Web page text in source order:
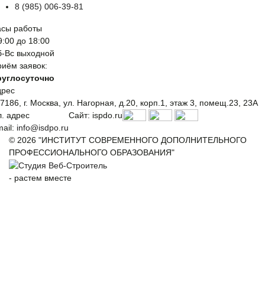
8 (985) 006-39-81
работы
до 18:00
Вс выходной
заявок:
г. Москва, ул. Нагорная, д.20, корп.1, этаж 3, помещ.23, 23А
адрес
info@isdpo.ru
Сайт: ispdo.ru
© 2026 "ИНСТИТУТ СОВРЕМЕННОГО ДОПОЛНИТЕЛЬНОГО
ПРОФЕССИОНАЛЬНОГО ОБРАЗОВАНИЯ"
- растем вместе